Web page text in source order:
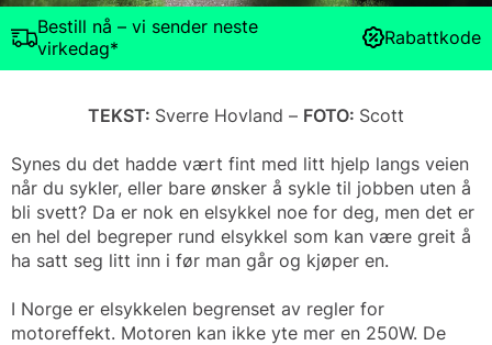
Bestill nå – vi sender neste
virkedag*
Rabattkode
TEKST: Sverre Hovland – FOTO: Scott
Synes du det hadde vært fint med litt hjelp langs veien
når du sykler, eller bare ønsker å sykle til jobben uten å
bli svett? Da er nok en elsykkel noe for deg, men det er
en hel del begreper rund elsykkel som kan være greit å
ha satt seg litt inn i før man går og kjøper en.
I Norge er elsykkelen begrenset av regler for
motoreffekt. Motoren kan ikke yte mer en 250W. De